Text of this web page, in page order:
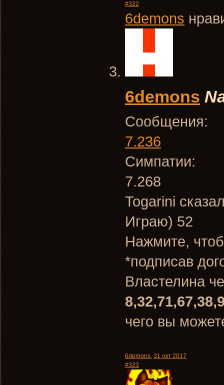
#322
6demons
6demons
Сообщения:
7.236
Симпатии:
7.268
Togarini
Играю) 52
Нажмите,
*подписав
Властелина
чего вы
6demons, 31 окт 2017
#323